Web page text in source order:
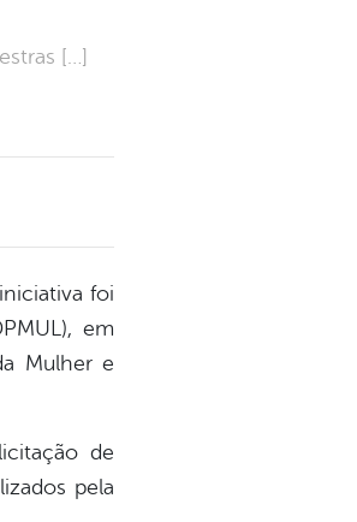
[…]
foi
em
Mulher e
de
pela